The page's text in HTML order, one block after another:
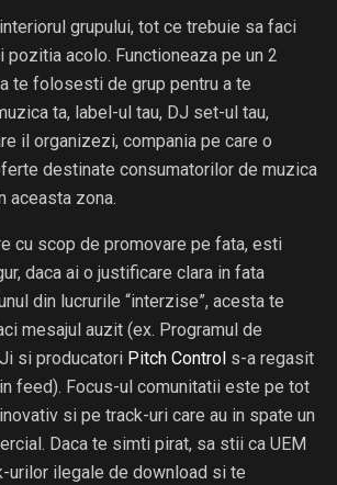
grupului, tot ce trebuie sa faci
acolo. Functioneaza pe un 2
te folosesti de grup pentru a te
ta, label-ul tau, DJ set-ul tau,
il organizezi, compania pe care o
destinate consumatorilor de muzica
aceasta zona.
cu scop de promovare pe fata, esti
daca ai o justificare clara in fata
din lucrurile “interzise”, acesta te
mesajul auzit (ex. Programul de
si producatori Pitch Control s-a regasit
feed). Focus-ul comunitatii este pe tot
si pe track-uri care au in spate un
Daca te simti pirat, sa stii ca UEM
urilor ilegale de download si te